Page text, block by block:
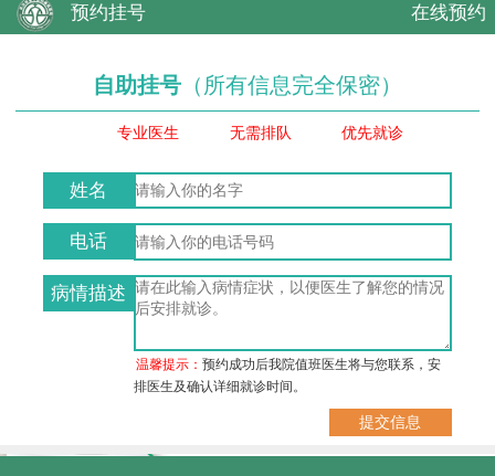
预约挂号 在线预约
自助挂号 （所有信息完全保密）
专业医生 无需排队 优先就诊
姓名
电话
病情描述
温馨提示：预约成功后我院值班医生将与您联系，安
排医生及确认详细就诊时间。